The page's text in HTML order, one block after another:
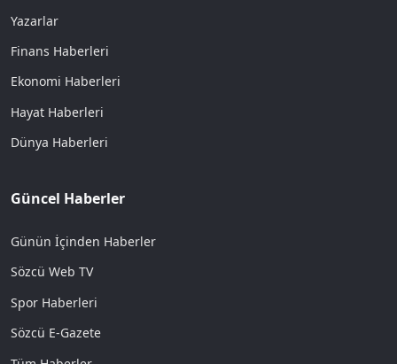
Yazarlar
Finans Haberleri
Ekonomi Haberleri
Hayat Haberleri
Dünya Haberleri
Güncel Haberler
Günün İçinden Haberler
Sözcü Web TV
Spor Haberleri
Sözcü E-Gazete